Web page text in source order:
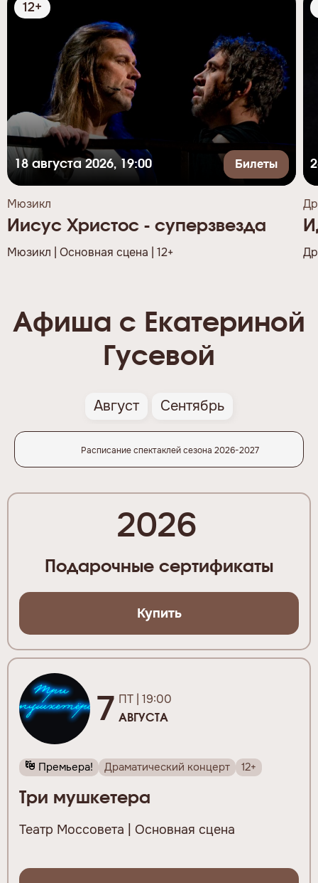
12+
18 августа 2026, 19:00 Билеты
Мюзикл
Иисус Христос - суперзвезда
Мюзикл | Основная сцена | 12+
Афиша с Екатериной
Гусевой
Август Сентябрь
Расписание спектаклей сезона 2026-2027
2026
Подарочные сертификаты
Купить
7 ПТ | 19:00
АВГУСТА
Премьера! Драматический концерт 12+
Три мушкетера
Театр Моссовета | Основная сцена